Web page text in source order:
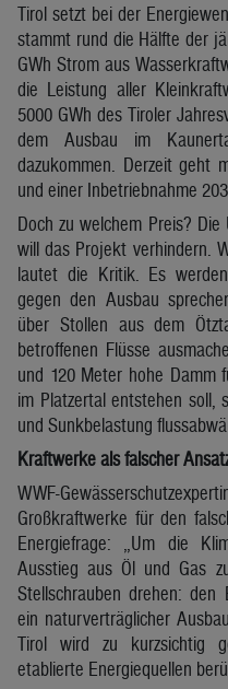
Tirol setzt bei der
stammt rund die Hälfte der
GWh Strom aus
die Leistung aller
5000 GWh des Tiroler
dem Ausbau im
dazukommen. Derzeit geht
und einer Inbetriebnahme
Doch zu welchem Preis?
will das Projekt verhindern.
lautet die Kritik. Es
gegen den Ausbau
über Stollen aus dem
betroffenen Flüsse
und 120 Meter hohe Damm
im Platzertal entstehen soll,
und Sunkbelastung
Kraftwerke als falscher
WWF-
Großkraftwerke für den
Energiefrage: „Um die
Ausstieg aus Öl und Gas
Stellschrauben drehen: den
ein naturverträglicher
Tirol wird zu kurzsichtig
etablierte Energiequellen